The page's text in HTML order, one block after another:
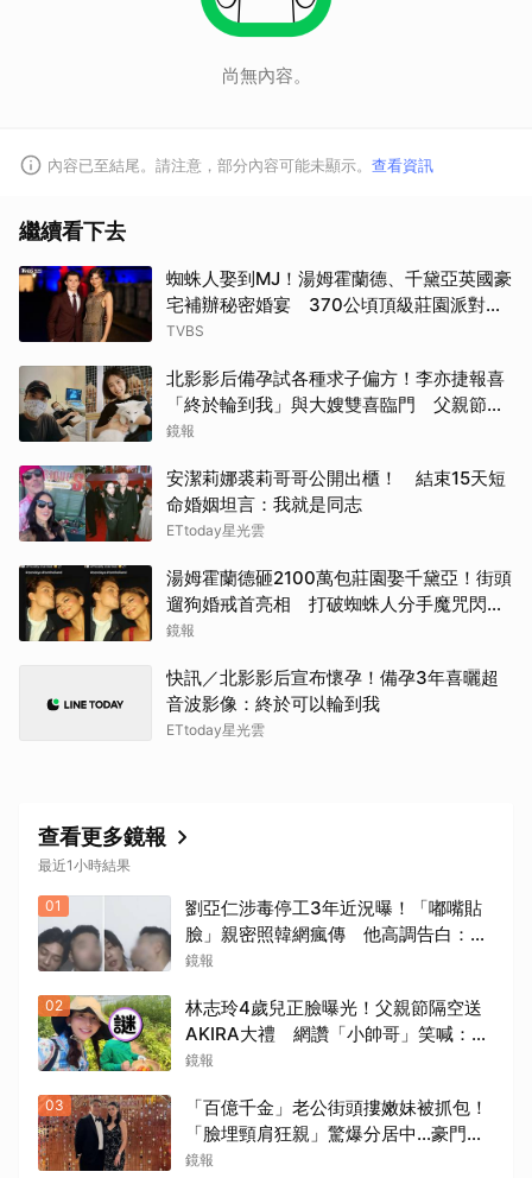
尚無內容。
內容已至結尾。請注意，部分內容可能未顯示。 查看資訊
繼續看下去
蜘蛛人娶到MJ！湯姆霍蘭德、千黛亞英國豪
宅補辦秘密婚宴 370公頃頂級莊園派對曝
光
TVBS
北影影后備孕試各種求子偏方！李亦捷報喜
「終於輪到我」與大嫂雙喜臨門 父親節喊
話亡父：他一定在笑
鏡報
安潔莉娜裘莉哥哥公開出櫃！ 結束15天短
命婚姻坦言：我就是同志
ETtoday星光雲
湯姆霍蘭德砸2100萬包莊園娶千黛亞！街頭
遛狗婚戒首亮相 打破蜘蛛人分手魔咒閃爆
全場
鏡報
快訊／北影影后宣布懷孕！備孕3年喜曬超
音波影像：終於可以輪到我
ETtoday星光雲
查看更多鏡報
最近1小時結果
01
劉亞仁涉毒停工3年近況曝！「嘟嘴貼
臉」親密照韓網瘋傳 他高調告白：愛
你
鏡報
02
林志玲4歲兒正臉曝光！父親節隔空送
AKIRA大禮 網讚「小帥哥」笑喊：再
生一個
鏡報
03
「百億千金」老公街頭摟嫩妹被抓包！
「臉埋頸肩狂親」驚爆分居中...豪門婚
變+1
鏡報